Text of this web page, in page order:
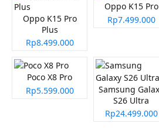
Oppo K15 Pro
Plus
Rp8.499.000
Oppo K15 Pro
Rp7.499.000
Poco X8 Pro
Rp5.599.000
Samsung
S26 Ultra
Rp24.499.000